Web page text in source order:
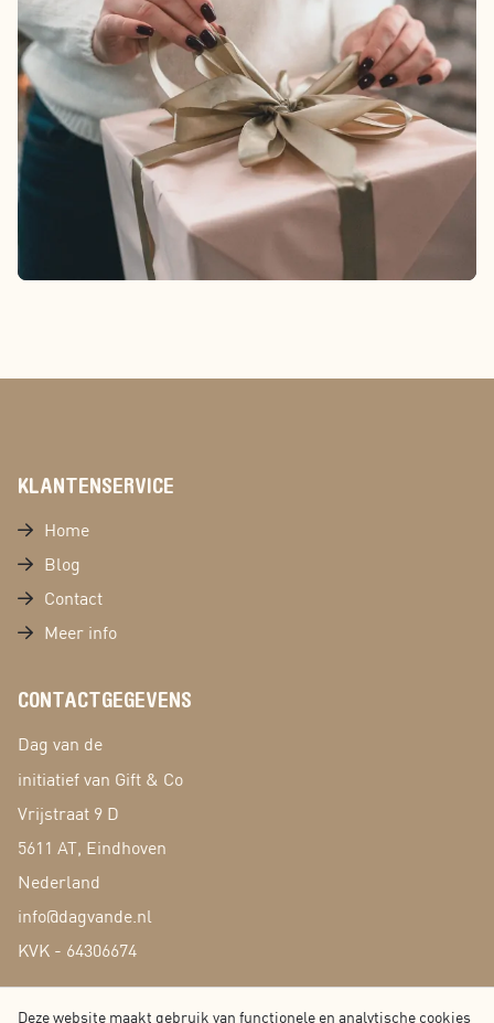
KLANTENSERVICE
Home
Blog
Contact
Meer info
CONTACTGEGEVENS
Dag van de
initiatief van Gift & Co
Vrijstraat 9 D
5611 AT, Eindhoven
Nederland
info@dagvande.nl
KVK - 64306674
Deze website maakt gebruik van functionele en analytische cookies